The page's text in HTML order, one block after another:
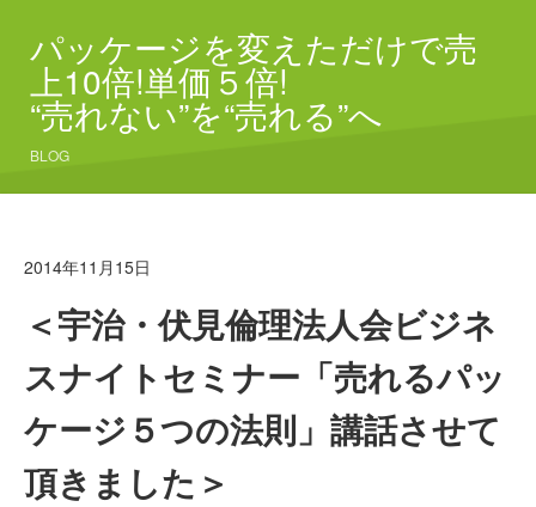
パッケージを変えただけで売
上10倍!単価５倍!
“売れない”を“売れる”へ
BLOG
2014年11月15日
＜宇治・伏見倫理法人会ビジネ
スナイトセミナー「売れるパッ
ケージ５つの法則」講話させて
頂きました＞